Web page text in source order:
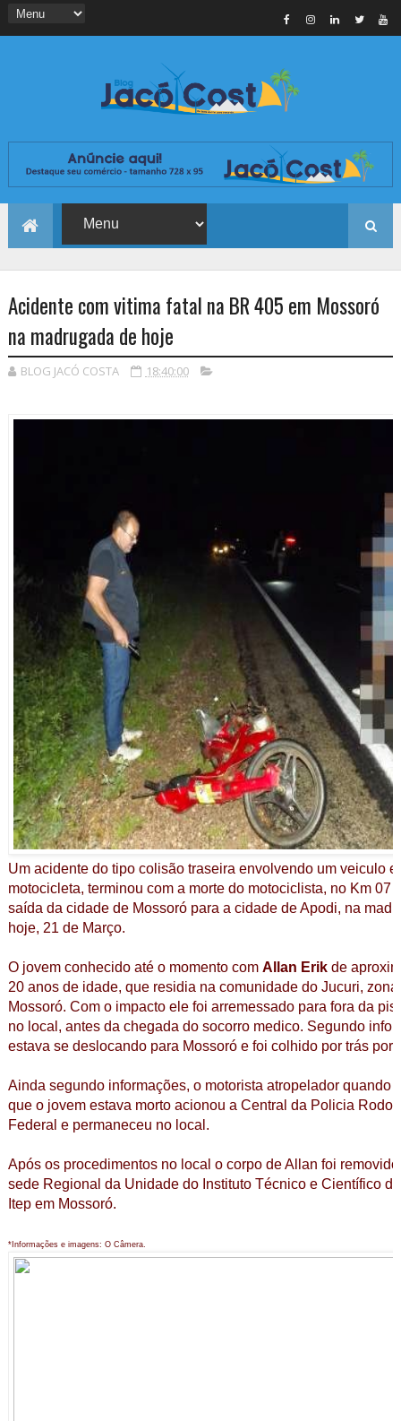
Acidente com vitima fatal na BR 405 em Mossoró
na madrugada de hoje
BLOG JACÓ COSTA 18:40:00
Um acidente do tipo colisão traseira envolvendo um veiculo e
motocicleta, terminou com a morte do motociclista, no Km 07
saída da cidade de Mossoró para a cidade de Apodi, na
hoje, 21 de Março.
O jovem conhecido até o momento com Allan Erikde
20 anos de idade, que residia na comunidade do Jucuri,
Mossoró. Com o impacto ele foi arremessado para fora da
no local, antes da chegada do socorro medico. Segundo
estava se deslocando para Mossoró e foi colhido por trás por
Ainda segundo informações, o motorista atropelador quando
que o jovem estava morto acionou a Central da Policia
Federal e permaneceu no local.
Após os procedimentos no local o corpo de Allan foi
sede Regional da Unidade do Instituto Técnico e Científico
Itep em Mossoró.
*Informações e imagens: O Câmera.